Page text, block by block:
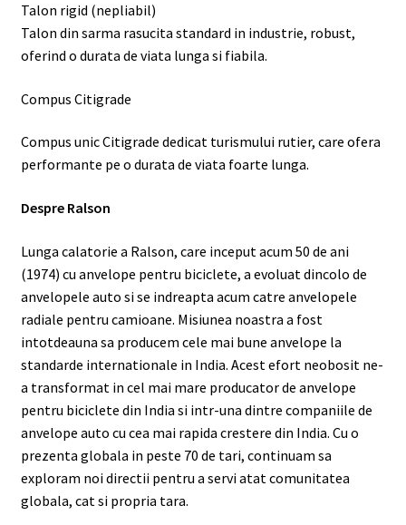
Talon rigid (nepliabil)
Talon din sarma rasucita standard in industrie, robust,
oferind o durata de viata lunga si fiabila.
Compus Citigrade
Compus unic Citigrade dedicat turismului rutier, care ofera
performante pe o durata de viata foarte lunga.
Despre Ralson
Lunga calatorie a Ralson, care inceput acum 50 de ani
(1974) cu anvelope pentru biciclete, a evoluat dincolo de
anvelopele auto si se indreapta acum catre anvelopele
radiale pentru camioane. Misiunea noastra a fost
intotdeauna sa producem cele mai bune anvelope la
standarde internationale in India. Acest efort neobosit ne-
a transformat in cel mai mare producator de anvelope
pentru biciclete din India si intr-una dintre companiile de
anvelope auto cu cea mai rapida crestere din India. Cu o
prezenta globala in peste 70 de tari, continuam sa
exploram noi directii pentru a servi atat comunitatea
globala, cat si propria tara.